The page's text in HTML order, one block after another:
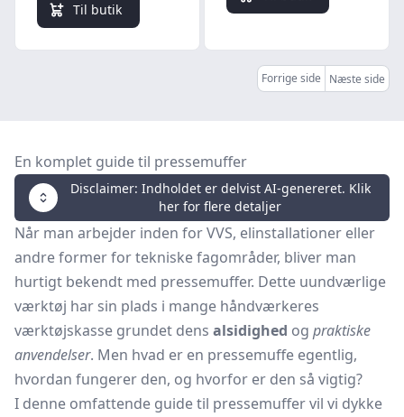
Til butik
Forrige side Næste side
En komplet guide til pressemuffer
Disclaimer: Indholdet er delvist AI-genereret. Klik
her for flere detaljer
Når man arbejder inden for VVS, elinstallationer eller
andre former for tekniske fagområder, bliver man
hurtigt bekendt med pressemuffer. Dette uundværlige
værktøj har sin plads i mange håndværkeres
værktøjskasse grundet dens alsidighed og praktiske
anvendelser. Men hvad er en pressemuffe egentlig,
hvordan fungerer den, og hvorfor er den så vigtig?
I denne omfattende guide til pressemuffer vil vi dykke